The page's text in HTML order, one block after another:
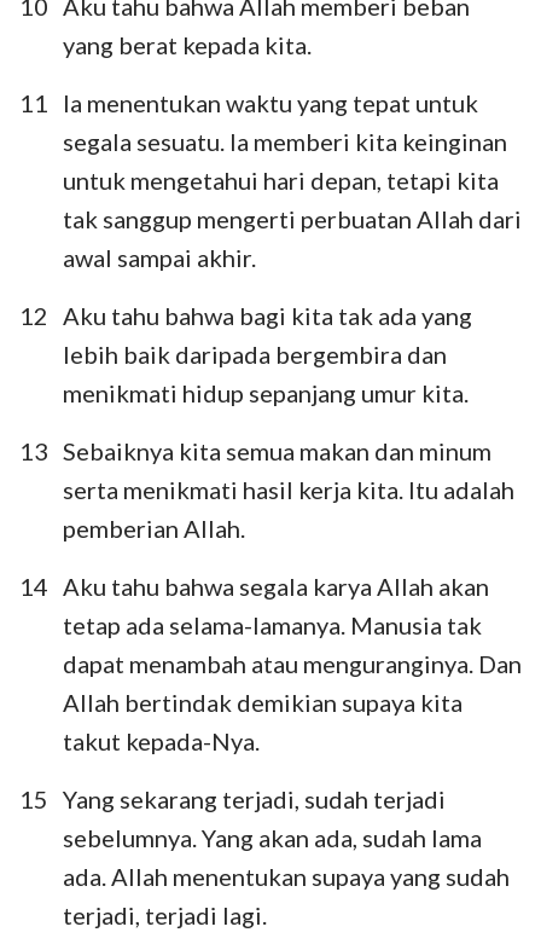
yang berat kepada kita.
11
Ia menentukan waktu yang tepat untuk
segala sesuatu. Ia memberi kita keinginan
untuk mengetahui hari depan, tetapi kita
tak sanggup mengerti perbuatan Allah dari
awal sampai akhir.
12
Aku tahu bahwa bagi kita tak ada yang
lebih baik daripada bergembira dan
menikmati hidup sepanjang umur kita.
13 Sebaiknya kita semua makan dan minum
serta menikmati hasil kerja kita. Itu adalah
pemberian Allah.
14 Aku tahu bahwa segala karya Allah akan
tetap ada selama-lamanya. Manusia tak
dapat menambah atau menguranginya. Dan
Allah bertindak demikian supaya kita
takut kepada-Nya.
15 Yang sekarang terjadi, sudah terjadi
sebelumnya. Yang akan ada, sudah lama
ada. Allah menentukan supaya yang sudah
terjadi, terjadi lagi.